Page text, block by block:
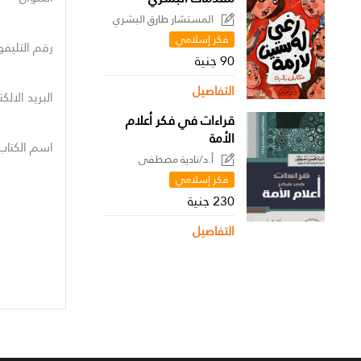
المستشار طارق البشري
فكر إسلامي
90 جنية
التفاصيل
قراءات في فكر أعلام
الأمة
أ.د/نادية مصطفى
فكر إسلامي
230 جنية
التفاصيل
رقم
البريد
اسم